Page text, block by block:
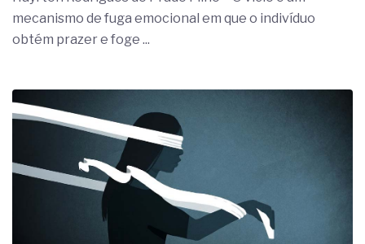
mecanismo de fuga emocional em que o indivíduo
obtém prazer e foge ...